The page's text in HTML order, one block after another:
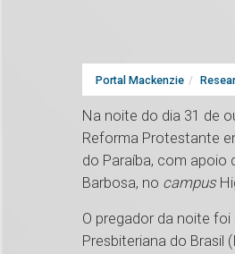
Portal Mackenzie
Na noite do dia 31 de
Reforma Protestante
do Paraíba, com apoio
Barbosa, no campus
O pregador da noite
Presbiteriana do Brasil